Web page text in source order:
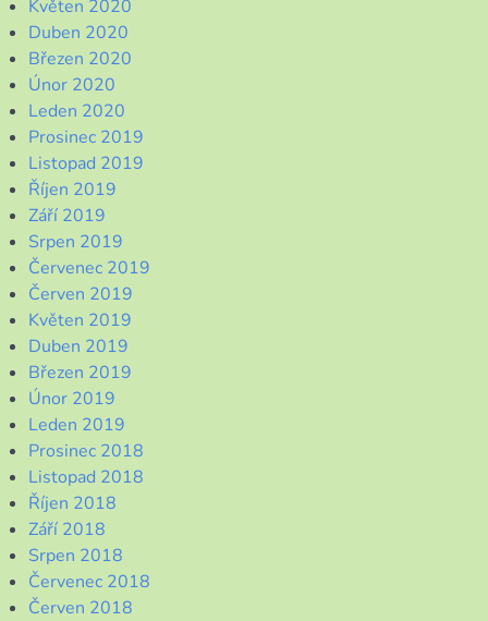
Květen 2020
Duben 2020
Březen 2020
Únor 2020
Leden 2020
Prosinec 2019
Listopad 2019
Říjen 2019
Září 2019
Srpen 2019
Červenec 2019
Červen 2019
Květen 2019
Duben 2019
Březen 2019
Únor 2019
Leden 2019
Prosinec 2018
Listopad 2018
Říjen 2018
Září 2018
Srpen 2018
Červenec 2018
Červen 2018